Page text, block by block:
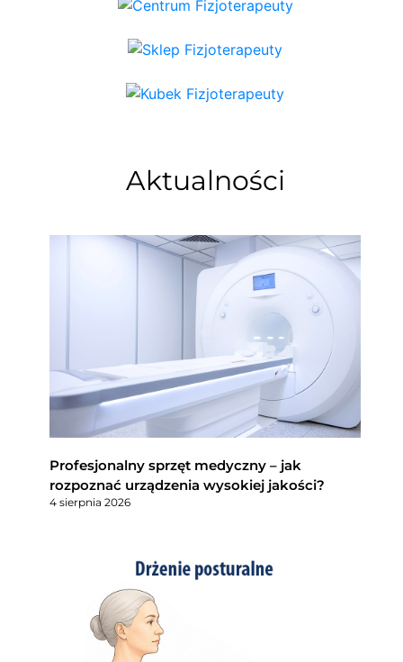
Aktualności
Profesjonalny sprzęt medyczny – jak
rozpoznać urządzenia wysokiej jakości?
4 sierpnia 2026